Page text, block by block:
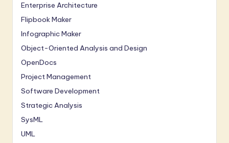
Enterprise Architecture
Flipbook Maker
Infographic Maker
Object-Oriented Analysis and Design
OpenDocs
Project Management
Software Development
Strategic Analysis
SysML
UML